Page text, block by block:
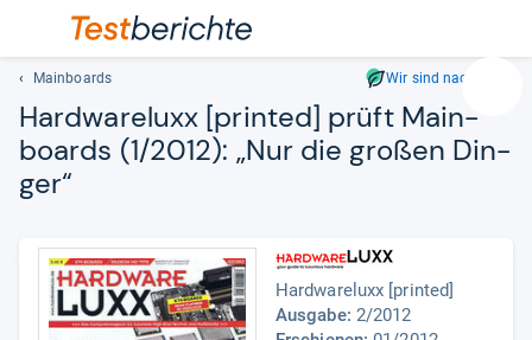
Geben
Sie
Mainboards Wir sind nachhaltig
Hard­wa­re­luxx [prin­ted] prüft Main­
boards (1/2012): „Nur die großen Din­
ger“
Hardwareluxx [printed]
Ausgabe: 2/2012